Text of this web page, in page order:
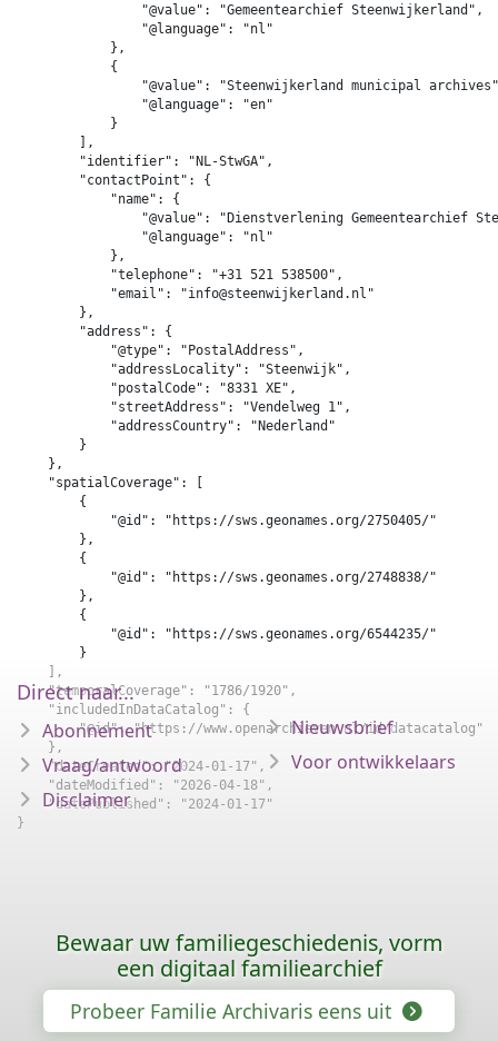
                "@value": "Gemeentearchief Steenwijkerland",
                "@language": "nl"
            },
            {
"@value": "Steenwijkerland municipal
                "@language": "en"
            }
        ],
        "identifier": "NL-StwGA",
        "contactPoint": {
            "name": {
"@value": "Dienstverlening Gemeentearchief
                "@language": "nl"
            },
            "telephone": "+31 521 538500",
            "email": "info@steenwijkerland.nl"
        },
        "address": {
            "@type": "PostalAddress",
            "addressLocality": "Steenwijk",
            "postalCode": "8331 XE",
            "streetAddress": "Vendelweg 1",
            "addressCountry": "Nederland"
        }
    },
    "spatialCoverage": [
        {
            "@id": "https://sws.geonames.org/2750405/"
        },
        {
            "@id": "https://sws.geonames.org/2748838/"
        },
        {
            "@id": "https://sws.geonames.org/6544235/"
        }
    ],
    "temporalCoverage": "1786/1920",
    "includedInDataCatalog": {
        "@id": "https://www.openarchieven.nl/id/datacatalog"
    },
    "dateCreated": "2024-01-17",
    "dateModified": "2026-04-18",
    "datePublished": "2024-01-17"
}
Direct naar...
Abonnement
Vraag/antwoord
Disclaimer
Nieuwsbrief
Voor ontwikkelaars
Bewaar uw familiegeschiedenis, vorm
een digitaal familiearchief
Probeer Familie Archivaris eens uit